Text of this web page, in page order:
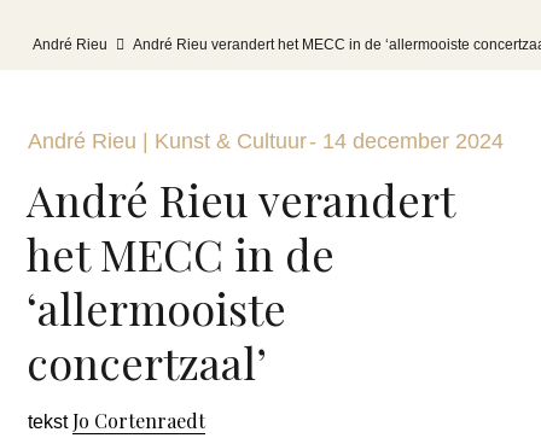
André Rieu André Rieu verandert het MECC in de ‘allermooiste
André Rieu | Kunst & Cultuur- 14 december 2024
André Rieu verandert
het MECC in de
‘allermooiste
concertzaal’
tekstJo Cortenraedt